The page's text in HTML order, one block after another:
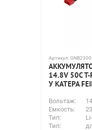
Артикул:
14.8V 50С T-
У КАТЕРА
Вольтаж:
Емкость:
Тип:
Тип: